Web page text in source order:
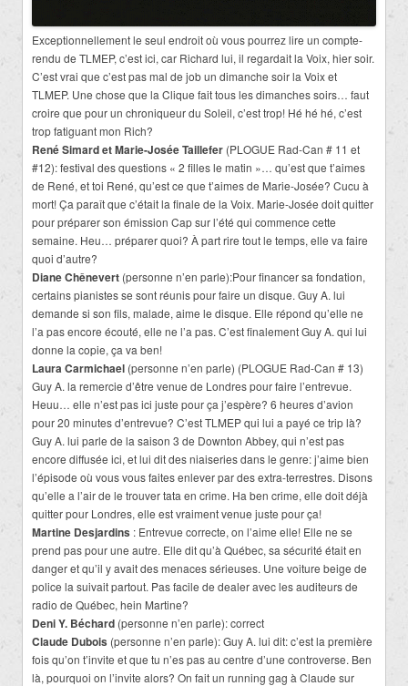
Exceptionnellement le seul endroit où vous pourrez lire un compte-
rendu de TLMEP, c’est ici, car Richard lui, il regardait la Voix, hier soir.
C’est vrai que c’est pas mal de job un dimanche soir la Voix et
TLMEP. Une chose que la Clique fait tous les dimanches soirs… faut
croire que pour un chroniqueur du Soleil, c’est trop! Hé hé hé, c’est
trop fatiguant mon Rich?
René Simard et Marie-Josée Taillefer (PLOGUE Rad-Can # 11 et
#12): festival des questions « 2 filles le matin »… qu’est que t’aimes
de René, et toi René, qu’est ce que t’aimes de Marie-Josée? Cucu à
mort! Ça paraît que c’était la finale de la Voix. Marie-Josée doit quitter
pour préparer son émission Cap sur l’été qui commence cette
semaine. Heu… préparer quoi? À part rire tout le temps, elle va faire
quoi d’autre?
Diane Chênevert (personne n’en parle):Pour financer sa fondation,
certains pianistes se sont réunis pour faire un disque. Guy A. lui
demande si son fils, malade, aime le disque. Elle répond qu’elle ne
l’a pas encore écouté, elle ne l’a pas. C’est finalement Guy A. qui lui
donne la copie, ça va ben!
Laura Carmichael (personne n’en parle) (PLOGUE Rad-Can # 13)
Guy A. la remercie d’être venue de Londres pour faire l’entrevue.
Heuu… elle n’est pas ici juste pour ça j’espère? 6 heures d’avion
pour 20 minutes d’entrevue? C’est TLMEP qui lui a payé ce trip là?
Guy A. lui parle de la saison 3 de Downton Abbey, qui n’est pas
encore diffusée ici, et lui dit des niaiseries dans le genre: j’aime bien
l’épisode où vous vous faites enlever par des extra-terrestres. Disons
qu’elle a l’air de le trouver tata en crime. Ha ben crime, elle doit déjà
quitter pour Londres, elle est vraiment venue juste pour ça!
Martine Desjardins : Entrevue correcte, on l’aime elle! Elle ne se
prend pas pour une autre. Elle dit qu’à Québec, sa sécurité était en
danger et qu’il y avait des menaces sérieuses. Une voiture beige de
police la suivait partout. Pas facile de dealer avec les auditeurs de
radio de Québec, hein Martine?
Deni Y. Béchard (personne n’en parle): correct
Claude Dubois (personne n’en parle): Guy A. lui dit: c’est la première
fois qu’on t’invite et que tu n’es pas au centre d’une controverse. Ben
là, pourquoi on l’invite alors? On fait un running gag à Claude sur